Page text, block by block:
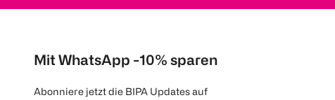
Mit WhatsApp -10% sparen
Abonniere jetzt die BIPA Updates auf